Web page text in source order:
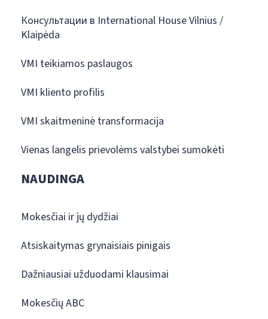
Консультации в International House Vilnius /
Klaipėda
VMI teikiamos paslaugos
VMI kliento profilis
VMI skaitmeninė transformacija
Vienas langelis prievolėms valstybei sumokėti
NAUDINGA
Mokesčiai ir jų dydžiai
Atsiskaitymas grynaisiais pinigais
Dažniausiai užduodami klausimai
Mokesčių ABC